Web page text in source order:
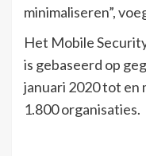
minimaliseren”,
Het Mobile
is gebaseerd op
januari 2020 tot en
1.800 organisaties.